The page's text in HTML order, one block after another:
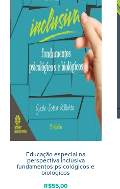
Educação especial na
perspectiva inclusiva
fundamentos psicológicos e
biológicos
R$55,00